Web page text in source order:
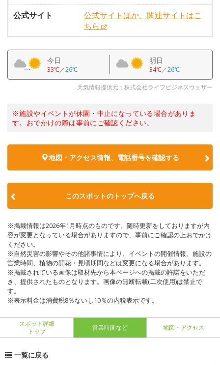
公式サイト
公式サイトほか、関連サイトはこ
ちら
今日
33℃／26℃
明日
34℃／26℃
天気情報提供元：株式会社ライフビジネスウェザー
※施設やイベントが休園・中止になっている場合がありま
す。おでかけの際は事前にご確認ください。
地図・アクセス情報、電話番号を確認する
このスポットのトップへ戻る
※掲載情報は2026年1月時点のものです。随時更新をしておりますが内
容が変更となっている場合がありますので、事前にご確認の上おでかけ
ください。
※自然災害の影響やその他諸事情により、イベントの開催情報、施設の
営業時間、植物の開花・見頃期間などは変更になる場合があります。
※掲載されている画像は取材先から本ページへの掲載の許諾をいただ
き、提供されたものとなります。画像の無断転載(二次使用)は禁止で
す。
※表示料金は消費税8％ないし10％の内税表示です。
スポット詳細
トップ
営業時間など 地図・アクセス
一覧に戻る